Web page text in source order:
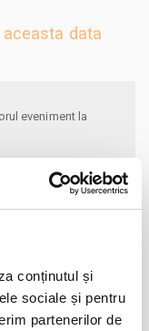
conținutul și
sociale și pentru
partenerilor de
data
Sâ
Du